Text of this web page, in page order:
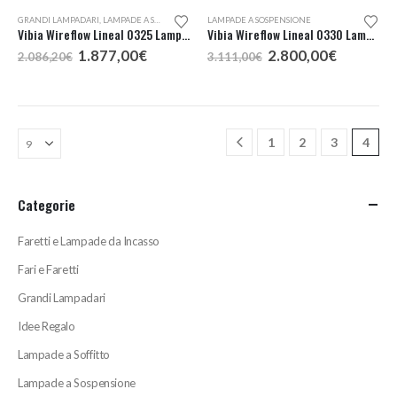
GRANDI LAMPADARI LAMPADE A SOSPENSIONE
Vibia Wireflow Lineal 0325 Lampada a Sospensione
2.086,20€ Il
prezzo
2.086,20€.
1.877,00€Il
1.877,00€.
LAMPADE A SOSPENSIONE
Vibia Wireflow Lineal 0330 Lampada a Sospensione
3.111,00€ Il
prezzo
3.111,00€.
2.800,00€Il
1 2 3 4
Categorie
Faretti e Lampade da Incasso
Fari e Faretti
Grandi Lampadari
Idee Regalo
Lampade a Soffitto
Lampade a Sospensione